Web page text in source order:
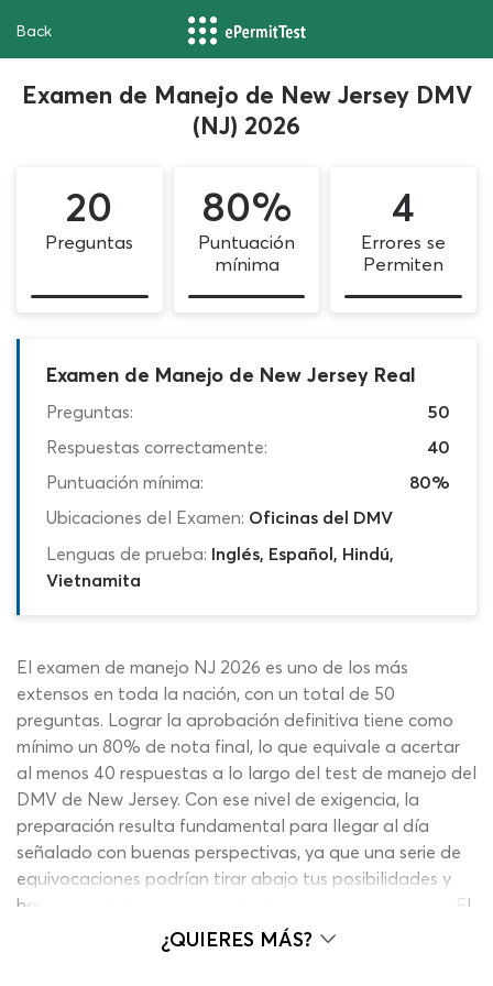
Back
Examen de Manejo de New Jersey DMV
(NJ) 2026
20
Preguntas
80%
Puntuación
mínima
4
Errores se
Permiten
Examen de Manejo de New Jersey Real
Preguntas:
50
Respuestas correctamente:
40
Puntuación mínima:
80%
Ubicaciones del Examen: Oficinas del DMV
Lenguas de prueba: Inglés, Español, Hindú,
Vietnamita
El examen de manejo NJ 2026 es uno de los más
extensos en toda la nación, con un total de 50
preguntas. Lograr la aprobación definitiva tiene como
mínimo un 80% de nota final, lo que equivale a acertar
al menos 40 respuestas a lo largo del test de manejo del
DMV de New Jersey. Con ese nivel de exigencia, la
preparación resulta fundamental para llegar al día
señalado con buenas perspectivas, ya que una serie de
equivocaciones podrían tirar abajo tus posibilidades y
hacer que debas repetir todo el proceso nuevamente. El
manual de manejo de NJ es la fuente de información
que necesitas para sumar conocimientos pero la parte
¿QUIERES MÁS?